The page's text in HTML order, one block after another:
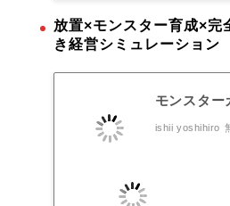
放置×モンスター育成×
き経営シミュレーション
モンスター
ishii yoshihiro